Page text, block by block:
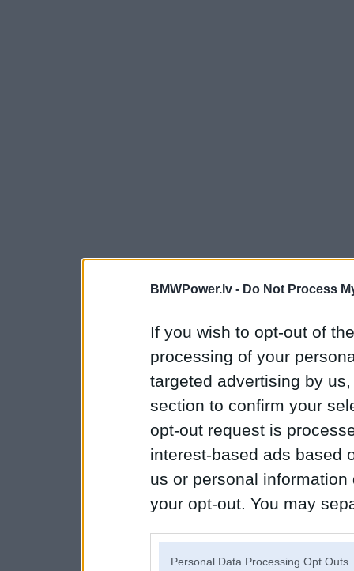
BMWPower.lv - Do Not Process
If you wish to opt-out of
processing of your
targeted advertising by
section to confirm your
opt-out request is
interest-based ads based
us or personal
your opt-out. You may
Personal Data Processing Opt Outs